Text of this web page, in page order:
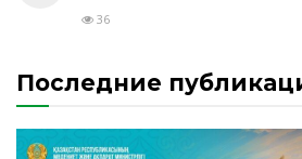
36
Последние